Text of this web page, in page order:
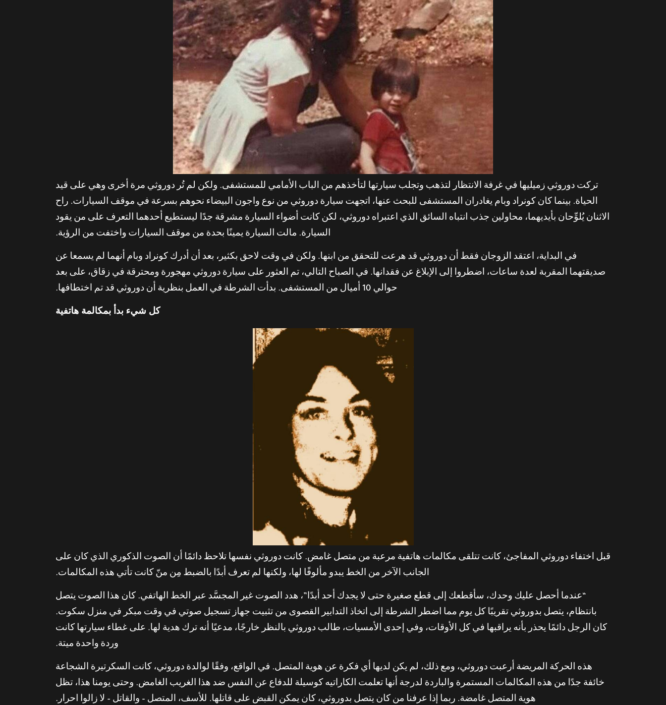
تركت دوروثي زميليها في غرفة الانتظار لتذهب وتجلب سيارتها لتأخذهم من الباب الأمامي للمستشفى. ولكن لم تُر دوروثي مرة أخرى وهي على قيد
الحياة. بينما كان كونراد وبام يغادران المستشفى للبحث عنها، اتجهت سيارة دوروثي من نوع واجون البيضاء نحوهم بسرعة في موقف السيارات. راح
الاثنان يُلوِّحان بأيديهما، محاولين جذب انتباه السائق الذي اعتبراه دوروثي، لكن كانت أضواء السيارة مشرقة جدًا ليستطيع أحدهما التعرف على من يقود
السيارة. مالت السيارة يمينًا بحدة من موقف السيارات واختفت من الرؤية.
في البداية، اعتقد الزوجان فقط أن دوروثي قد هرعت للتحقق من ابنها. ولكن في وقت لاحق بكثير، بعد أن أدرك كونراد وبام أنهما لم يسمعا عن
صديقتهما المقربة لعدة ساعات، اضطروا إلى الإبلاغ عن فقدانها. في الصباح التالي، تم العثور على سيارة دوروثي مهجورة ومحترقة في زقاق، على بعد
حوالي 10 أميال من المستشفى. بدأت الشرطة في العمل بنظرية أن دوروثي قد تم اختطافها.
كل شيء بدأ بمكالمة هاتفية
قبل اختفاء دوروثي المفاجئ، كانت تتلقى مكالمات هاتفية مرعبة من متصل غامض. كانت دوروثي نفسها تلاحظ دائمًا أن الصوت الذكوري الذي كان على
الجانب الآخر من الخط يبدو مألوفًا لها، ولكنها لم تعرف أبدًا بالضبط مِن منّ كانت تأتي هذه المكالمات.
“عندما أحصل عليك وحدك، سأقطعك إلى قطع صغيرة حتى لا يجدك أحد أبدًا”، هدد الصوت غير المجسَّد عبر الخط الهاتفي. كان هذا الصوت يتصل
بانتظام، يتصل بدوروثي تقريبًا كل يوم مما اضطر الشرطة إلى اتخاذ التدابير القصوى من تثبيت جهاز تسجيل صوتي في وقت مبكر في منزل سكوت.
كان الرجل دائمًا يحذر بأنه يراقبها في كل الأوقات، وفي إحدى الأمسيات، طالب دوروثي بالنظر خارجًا، مدعيًا أنه ترك هدية لها. على غطاء سيارتها كانت
وردة واحدة ميتة.
هذه الحركة المريضة أرعبت دوروثي، ومع ذلك، لم يكن لديها أي فكرة عن هوية المتصل. في الواقع، وفقًا لوالدة دوروثي، كانت السكرتيرة الشجاعة
خائفة جدًا من هذه المكالمات المستمرة والباردة لدرجة أنها تعلمت الكاراتيه كوسيلة للدفاع عن النفس ضد هذا الغريب الغامض. وحتى يومنا هذا، تظل
هوية المتصل غامضة. ربما إذا عرفنا من كان يتصل بدوروثي، كان يمكن القبض على قاتلها. للأسف، المتصل – والقاتل – لا زالوا احرار.